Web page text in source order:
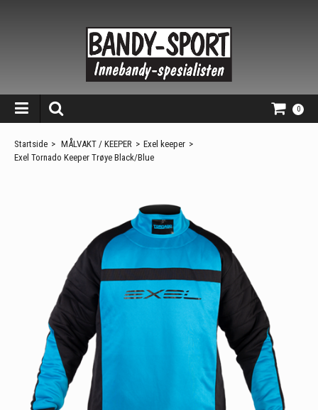
0
Startside > MÅLVAKT / KEEPER > Exel keeper >
Exel Tornado Keeper Trøye Black/Blue